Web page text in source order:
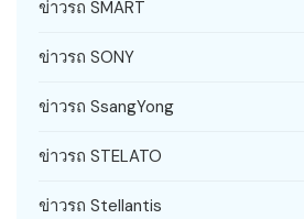
ข่าวรถ SMART
ข่าวรถ SONY
ข่าวรถ SsangYong
ข่าวรถ STELATO
ข่าวรถ Stellantis